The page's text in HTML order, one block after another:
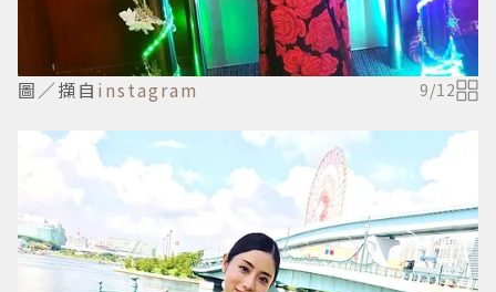
圖／擷自 instagram 9/12